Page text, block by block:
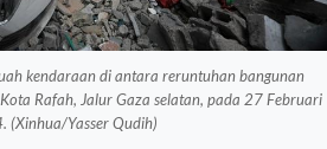
kendaraan di antara reruntuhan bangunan
Rafah, Jalur Gaza selatan, pada 27 Februari
(Xinhua/Yasser Qudih)